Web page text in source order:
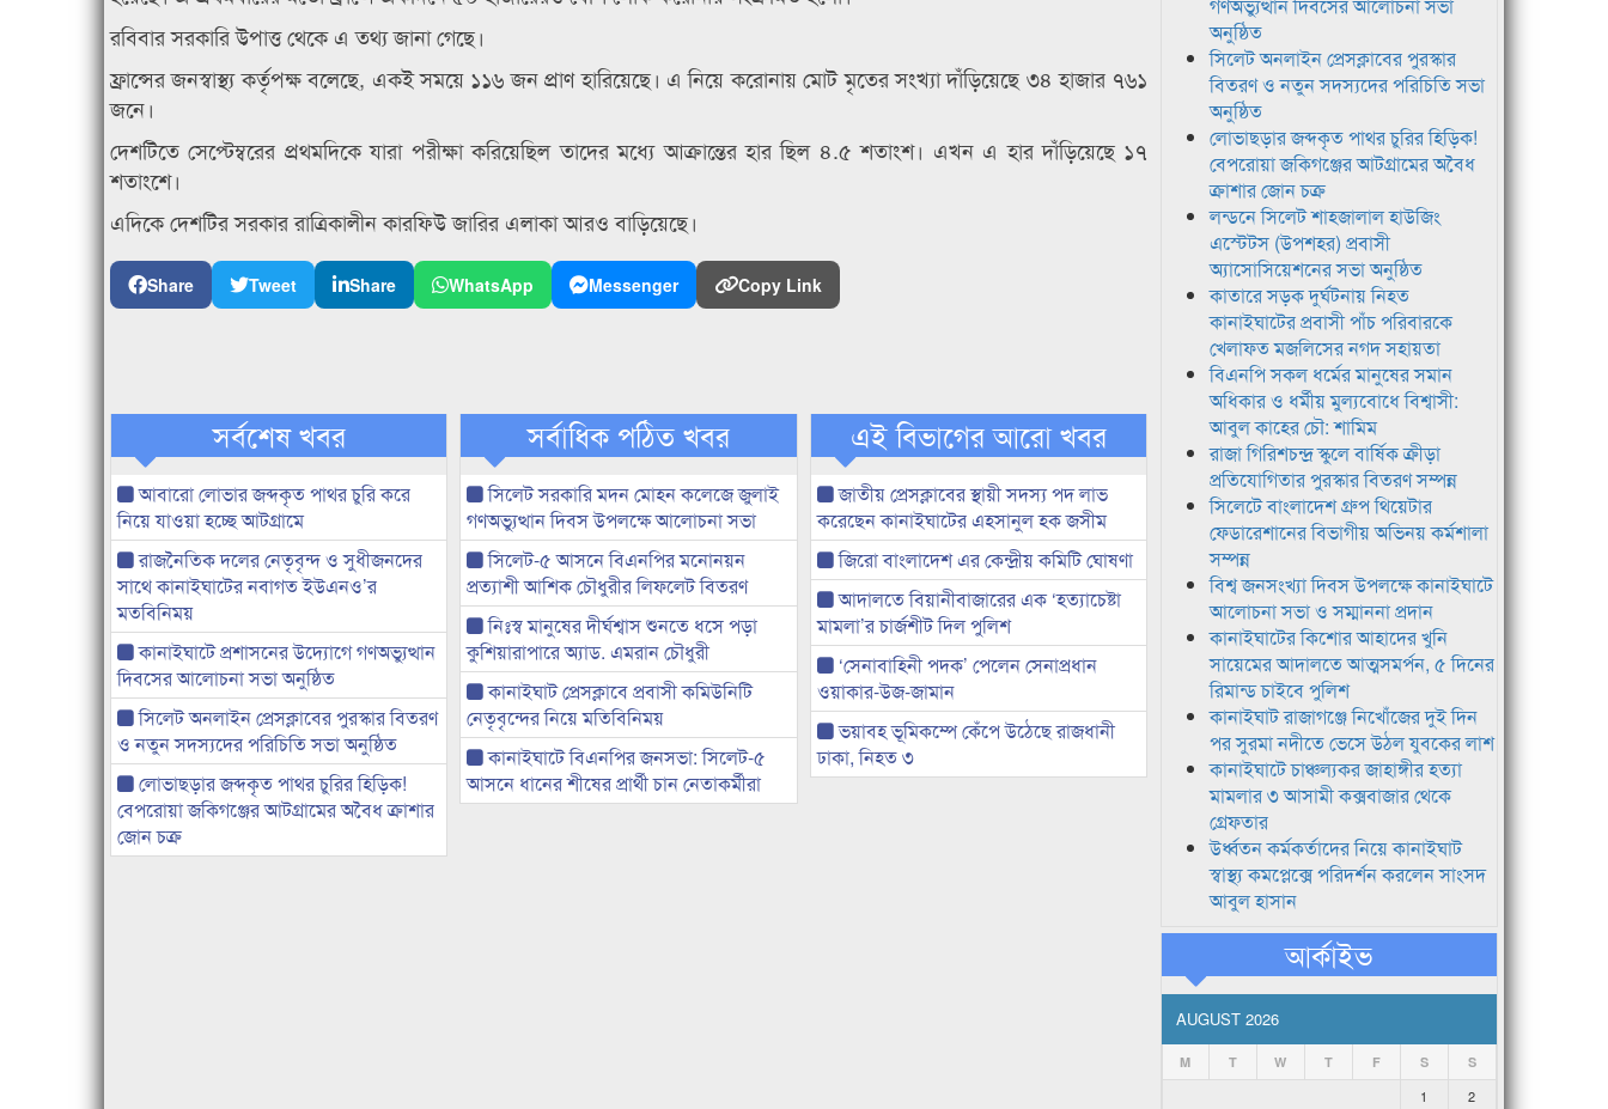
রবিবার সরকারি উপাত্ত থেকে এ তথ্য জানা গেছে।
ফ্রান্সের জনস্বাস্থ্য কর্তৃপক্ষ বলেছে, একই সময়ে ১১৬ জন প্রাণ হারিয়েছে। এ নিয়ে করোনায় মোট মৃতের সংখ্যা দাঁড়িয়েছে ৩৪ হাজার ৭৬১
জনে।
দেশটিতে সেপ্টেম্বরের প্রথমদিকে যারা পরীক্ষা করিয়েছিল তাদের মধ্যে আক্রান্তের হার ছিল ৪.৫ শতাংশ। এখন এ হার দাঁড়িয়েছে ১৭
শতাংশে।
এদিকে দেশটির সরকার রাত্রিকালীন কারফিউ জারির এলাকা আরও বাড়িয়েছে।
Share Tweet Share WhatsApp Messenger Copy Link
সর্বশেষ খবর
আবারো লোভার জব্দকৃত পাথর চুরি করে
নিয়ে যাওয়া হচ্ছে আটগ্রামে
রাজনৈতিক দলের নেতৃবৃন্দ ও সুধীজনদের
সাথে কানাইঘাটের নবাগত ইউএনও’র
মতবিনিময়
কানাইঘাটে প্রশাসনের উদ্যোগে গণঅভ্যুত্থান
দিবসের আলোচনা সভা অনুষ্ঠিত
সিলেট অনলাইন প্রেসক্লাবের পুরস্কার বিতরণ
ও নতুন সদস্যদের পরিচিতি সভা অনুষ্ঠিত
লোভাছড়ার জব্দকৃত পাথর চুরির হিড়িক!
বেপরোয়া জকিগঞ্জের আটগ্রামের অবৈধ ক্রাশার
জোন চক্র
সর্বাধিক পঠিত খবর
সিলেট সরকারি মদন মোহন কলেজে জুলাই
গণঅভ্যুত্থান দিবস উপলক্ষে আলোচনা সভা
সিলেট-৫ আসনে বিএনপির মনোনয়ন
প্রত্যাশী আশিক চৌধুরীর লিফলেট বিতরণ
নিঃস্ব মানুষের দীর্ঘশ্বাস শুনতে ধসে পড়া
কুশিয়ারাপারে অ্যাড. এমরান চৌধুরী
কানাইঘাট প্রেসক্লাবে প্রবাসী কমিউনিটি
নেতৃবৃন্দের নিয়ে মতিবিনিময়
কানাইঘাটে বিএনপির জনসভা: সিলেট-৫
আসনে ধানের শীষের প্রার্থী চান নেতাকর্মীরা
এই বিভাগের আরো খবর
জাতীয় প্রেসক্লাবের স্থায়ী সদস্য পদ লাভ
করেছেন কানাইঘাটের এহসানুল হক জসীম
জিরো বাংলাদেশ এর কেন্দ্রীয় কমিটি ঘোষণা
আদালতে বিয়ানীবাজারের এক ‘হত্যাচেষ্টা
মামলা’র চার্জশীট দিল পুলিশ
‘সেনাবাহিনী পদক’ পেলেন সেনাপ্রধান
ওয়াকার-উজ-জামান
ভয়াবহ ভূমিকম্পে কেঁপে উঠেছে রাজধানী
ঢাকা, নিহত ৩
গণঅভ্যুত্থান দিবসের আলোচনা সভা
অনুষ্ঠিত
সিলেট অনলাইন প্রেসক্লাবের পুরস্কার
বিতরণ ও নতুন সদস্যদের পরিচিতি সভা
অনুষ্ঠিত
লোভাছড়ার জব্দকৃত পাথর চুরির হিড়িক!
বেপরোয়া জকিগঞ্জের আটগ্রামের অবৈধ
ক্রাশার জোন চক্র
লন্ডনে সিলেট শাহজালাল হাউজিং
এস্টেটস (উপশহর) প্রবাসী
অ্যাসোসিয়েশনের সভা অনুষ্ঠিত
কাতারে সড়ক দুর্ঘটনায় নিহত
কানাইঘাটের প্রবাসী পাঁচ পরিবারকে
খেলাফত মজলিসের নগদ সহায়তা
বিএনপি সকল ধর্মের মানুষের সমান
অধিকার ও ধর্মীয় মুল্যবোধে বিশ্বাসী:
আবুল কাহের চৌ: শামিম
রাজা গিরিশচন্দ্র স্কুলে বার্ষিক ক্রীড়া
প্রতিযোগিতার পুরস্কার বিতরণ সম্পন্ন
সিলেটে বাংলাদেশ গ্রুপ থিয়েটার
ফেডারেশানের বিভাগীয় অভিনয় কর্মশালা
সম্পন্ন
বিশ্ব জনসংখ্যা দিবস উপলক্ষে কানাইঘাটে
আলোচনা সভা ও সম্মাননা প্রদান
কানাইঘাটের কিশোর আহাদের খুনি
সায়েমের আদালতে আত্মসমর্পন, ৫ দিনের
রিমান্ড চাইবে পুলিশ
কানাইঘাট রাজাগঞ্জে নিখোঁজের দুই দিন
পর সুরমা নদীতে ভেসে উঠল যুবকের লাশ
কানাইঘাটে চাঞ্চল্যকর জাহাঙ্গীর হত্যা
মামলার ৩ আসামী কক্সবাজার থেকে
গ্রেফতার
উর্ধ্বতন কর্মকর্তাদের নিয়ে কানাইঘাট
স্বাস্থ্য কমপ্লেক্সে পরিদর্শন করলেন সাংসদ
আবুল হাসান
আর্কাইভ
AUGUST 2026
M T W T F S S
1
2